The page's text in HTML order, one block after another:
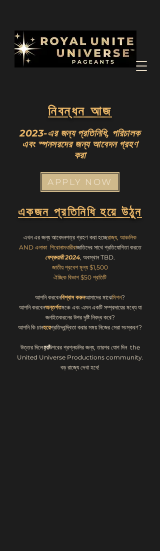
নিবন্ধন আজ
2023-এর জন্য প্রতিনিধি, পরিচালক
এবং স্পনসরদের জন্য আবেদন গ্রহণ
করা
APPLY NOW
একজন প্রতিনিধি হয়ে উঠুন
এখন এর জন্য আবেদনপত্র গ্রহণ করা হচ্ছেরাজ্য, আঞ্চলিক
AND এলাকাশিরোনামধারীরাজাতিদের সাথে প্রতিযোগিতা করতে
ফেব্রুয়ারী 2024, অবস্থান TBD.
জাতীয় প্রবেশ মূল্য $1,500
ঐচ্ছিক বিভাগ $50 প্রতিটি
আপনি করবেনবিশ্বাস করুনআমাদের মাঝেমিশন?
আপনি করবেনঅন্তর্গতমঞ্চে এবং এমন একটি সম্প্রদায়ের মধ্যে যা
জনহিতকরনের উপর দৃষ্টি নিবদ্ধ করে?
আপনি কি চানহয়েপ্রতিদ্বন্দ্বিতা করার সময় নিজের সেরা সংস্করণ?
উত্তর দিলেহ্যাঁউপরের প্রশ্নগুলির জন্য, তারপর যোগ দিন the
United Universe Productions community.
বড় রাজ্যে দেখা হবে!